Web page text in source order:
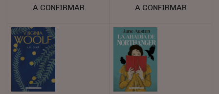
A CONFIRMAR A CONFIRMAR